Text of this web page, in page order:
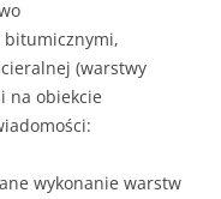
bitumicznymi,
(warstwy
na obiekcie
wykonanie warstw